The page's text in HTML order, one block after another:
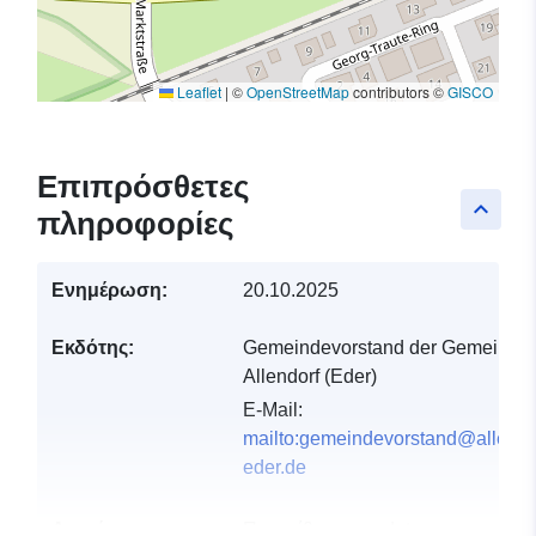
Leaflet | ©OpenStreetMapcontributors ©GISCO
keyboard_arrow_up
Επιπρόσθετες
πληροφορίες
Ενημέρωση: 20.10.2025
Εκδότης:
Gemeindevorstand der Gemeinde
Allendorf (Eder)
E-Mail:
eder.de